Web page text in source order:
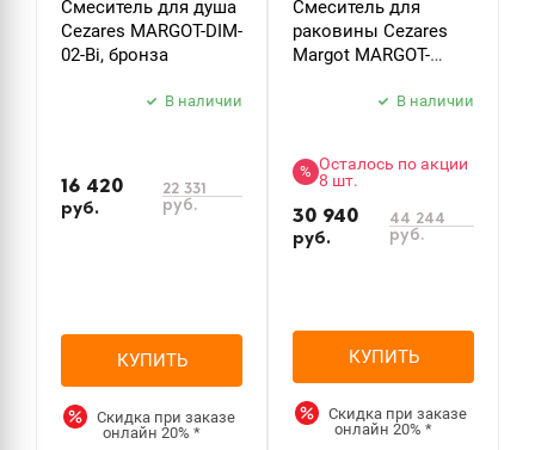
Смеситель для душа
Cezares MARGOT-DIM-
02-Bi, бронза
В наличии
16 420
руб.
22 331
руб.
КУПИТЬ
Скидка при заказе
онлайн20%*
Смеситель для
раковины Cezares
Margot MARGOT-
В наличии
% Осталось по акции
8 шт.
30 940
руб.
44 244
руб.
КУПИТЬ
Скидка при заказе
онлайн20%*